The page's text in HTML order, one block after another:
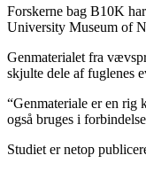
Forskerne bag B10K
University Museum of
Genmaterialet fra
skjulte dele af fuglenes
“Genmateriale er en rig
også bruges i
Studiet er netop